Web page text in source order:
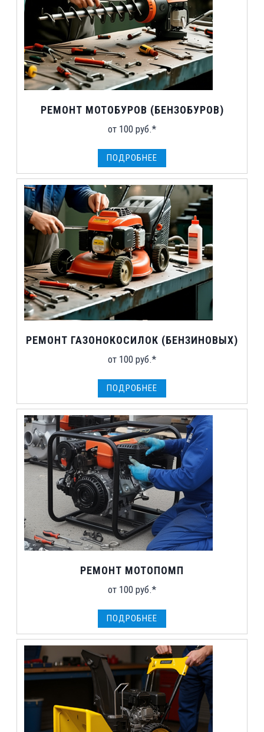
РЕМОНТ МОТОБУРОВ (БЕНЗОБУРОВ)
от 100 руб.*
ПОДРОБНЕЕ
РЕМОНТ ГАЗОНОКОСИЛОК (БЕНЗИНОВЫХ)
от 100 руб.*
ПОДРОБНЕЕ
РЕМОНТ МОТОПОМП
от 100 руб.*
ПОДРОБНЕЕ